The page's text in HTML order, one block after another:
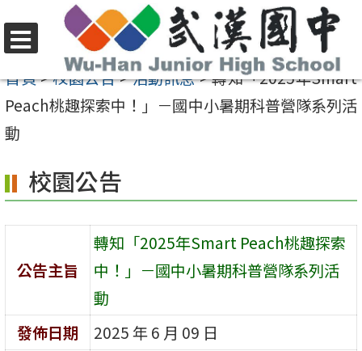
至
要
內
區
選
單
首頁>校園公告>活動訊息>轉知「2025年Smart
Peach桃趣探索中！」－國中小暑期科普營隊系列活
動
校園公告
公告主旨
轉知「2025年Smart Peach桃趣探索
中！」－國中小暑期科普營隊系列活
動
發佈日期
2025 年 6 月 09 日